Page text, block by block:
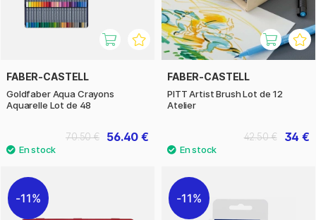
FABER-CASTELL
Goldfaber Aqua Crayons
Aquarelle Lot de 48
56.40 €
70.50 €
FABER-CASTELL
PITT Artist Brush Lot de 12
Atelier
34 €
42.50 €
11% 11%